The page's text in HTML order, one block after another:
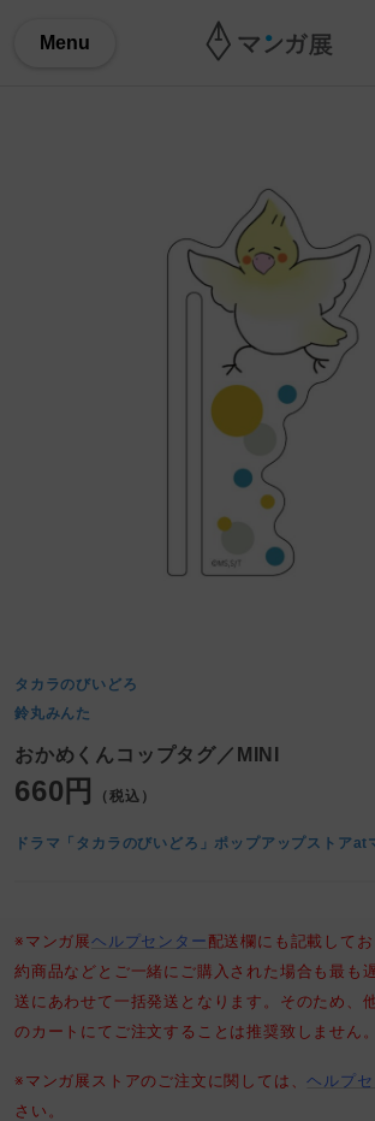
Menu
タカラのびいどろ
鈴丸みんた
おかめくんコップタグ／MINI
660円 （税込）
ドラマ「タカラのびいどろ」ポップアップストアat
※マンガ展ヘルプセンター 配送欄にも記載して
約商品などとご一緒にご購入された場合も最も
送にあわせて一括発送となります。そのため、
のカートにてご注文することは推奨致しません。
※マンガ展ストアのご注文に関しては、ヘルプ
さい。